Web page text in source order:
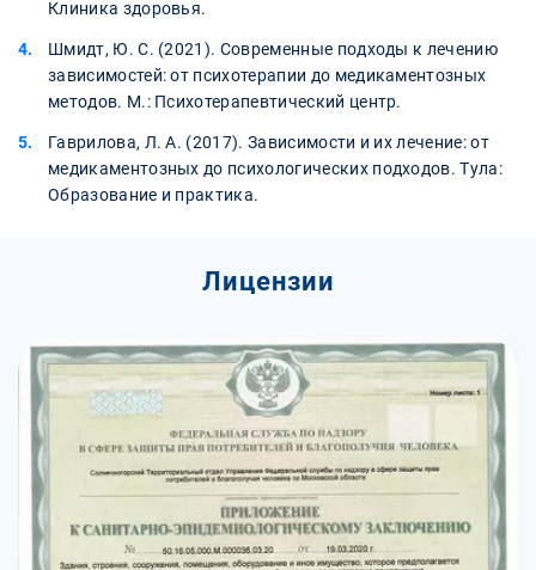
Клиника здоровья.
Шмидт, Ю. С. (2021). Современные подходы к лечению
зависимостей: от психотерапии до медикаментозных
методов. М.: Психотерапевтический центр.
Гаврилова, Л. А. (2017). Зависимости и их лечение: от
медикаментозных до психологических подходов. Тула:
Образование и практика.
Лицензии